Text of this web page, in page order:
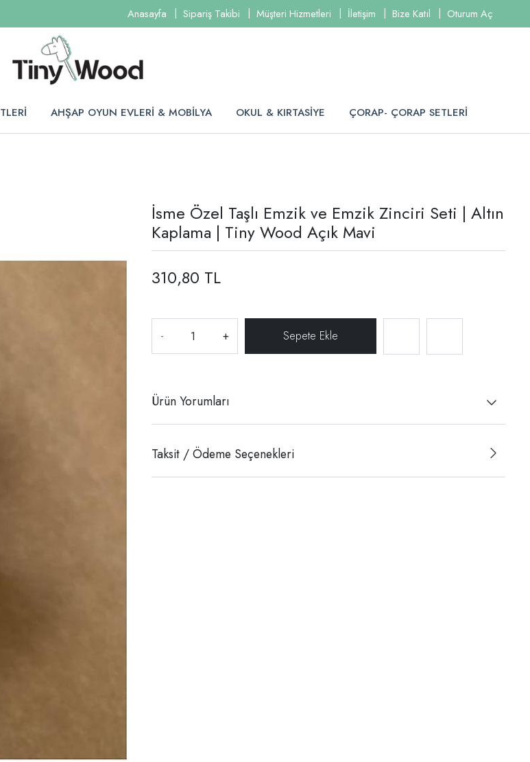
Anasayfa Sipariş Takibi Müşteri Hizmetleri İletişim Bize Katıl Oturum Aç
AHŞAP OYUN EVLERİ & MOBİLYA OKUL & KIRTASİYE ÇORAP- ÇORAP SETLERİ
İsme Özel Taşlı Emzik ve Emzik Zinciri Seti | Altın
Kaplama | Tiny Wood Açık Mavi
310,80 TL
- +
Ürün Yorumları
Taksit / Ödeme Seçenekleri